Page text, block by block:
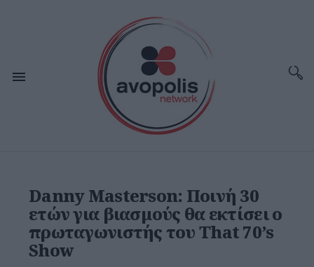
Danny Masterson: Ποινή 30
ετών για βιασμούς θα εκτίσει ο
πρωταγωνιστής του That 70’s
Show